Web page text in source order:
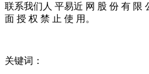
联系我们人 平易近 网 股 份 有 限
面 授 权 禁 止 使 用。
关键词：